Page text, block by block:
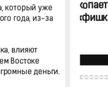
который уже
года, из-за
влияют
Востоке
деньги.